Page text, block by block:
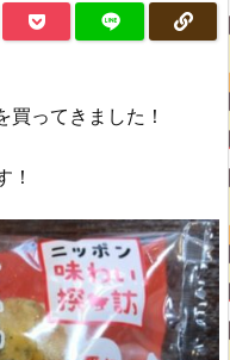
ってきました！
！